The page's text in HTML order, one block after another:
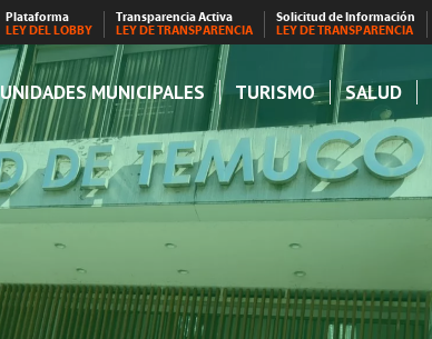
Plataforma
LEY DEL LOBBY
Transparencia Activa
LEY DE TRANSPARENCIA
Solicitud de Información
LEY DE TRANSPARENCIA
UNIDADES MUNICIPALES TURISMO SALUD